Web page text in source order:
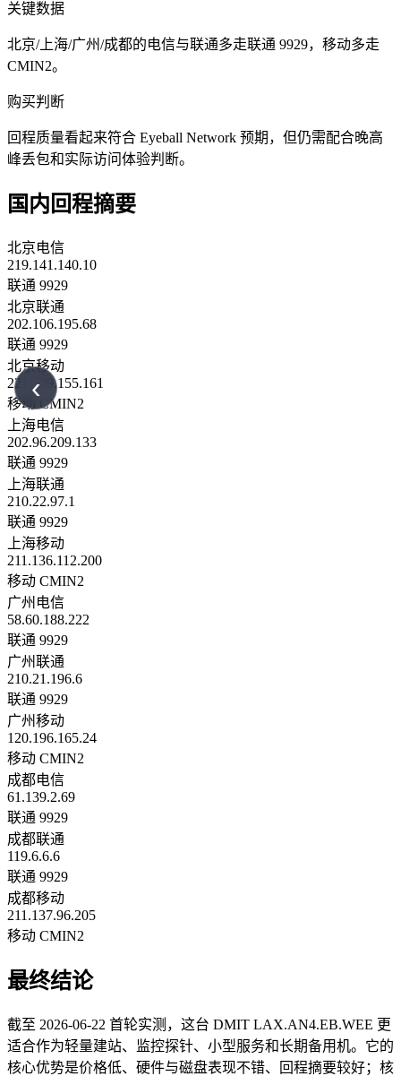
‹
关键数据
北京/上海/广州/成都的电信与联通多走联通 9929，移动多走
CMIN2。
购买判断
回程质量看起来符合 Eyeball Network 预期，但仍需配合晚高
峰丢包和实际访问体验判断。
国内回程摘要
北京电信
219.141.140.10
联通 9929
北京联通
202.106.195.68
联通 9929
北京移动
221.179.155.161
移动 CMIN2
上海电信
202.96.209.133
联通 9929
上海联通
210.22.97.1
联通 9929
上海移动
211.136.112.200
移动 CMIN2
广州电信
58.60.188.222
联通 9929
广州联通
210.21.196.6
联通 9929
广州移动
120.196.165.24
移动 CMIN2
成都电信
61.139.2.69
联通 9929
成都联通
119.6.6.6
联通 9929
成都移动
211.137.96.205
移动 CMIN2
最终结论
截至 2026-06-22 首轮实测，这台 DMIT LAX.AN4.EB.WEE 更
适合作为轻量建站、监控探针、小型服务和长期备用机。它的
核心优势是价格低、硬件与磁盘表现不错、回程摘要较好；核